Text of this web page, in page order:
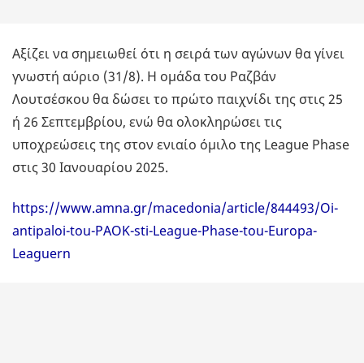
Αξίζει να σημειωθεί ότι η σειρά των αγώνων θα γίνει
γνωστή αύριο (31/8). Η ομάδα του Ραζβάν
Λουτσέσκου θα δώσει το πρώτο παιχνίδι της στις 25
ή 26 Σεπτεμβρίου, ενώ θα ολοκληρώσει τις
υποχρεώσεις της στον ενιαίο όμιλο της League Phase
στις 30 Ιανουαρίου 2025.
https://www.amna.gr/macedonia/article/844493/Oi-
antipaloi-tou-PAOK-sti-League-Phase-tou-Europa-
Leaguern